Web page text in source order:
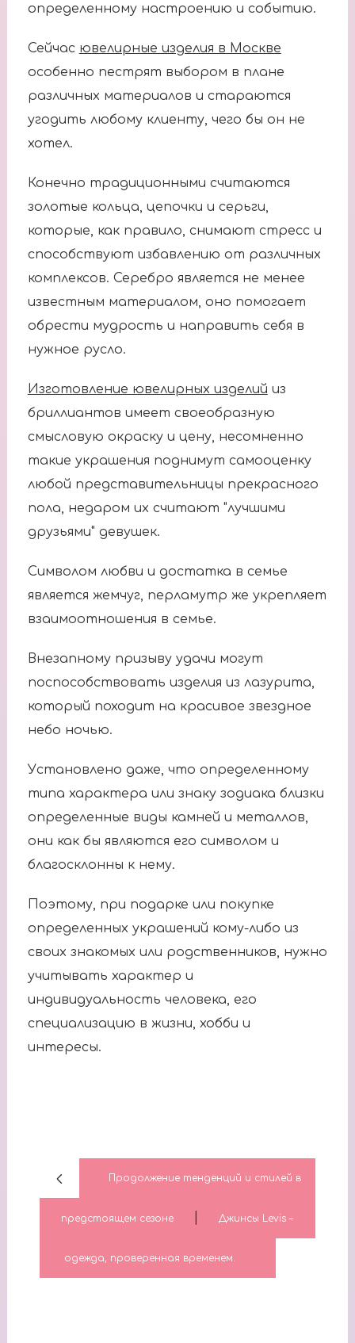
определенному настроению и событию.
Сейчас ювелирные изделия в Москве
особенно пестрят выбором в плане
различных материалов и стараются
угодить любому клиенту, чего бы он не
хотел.
Конечно традиционными считаются
золотые кольца, цепочки и серьги,
которые, как правило, снимают стресс и
способствуют избавлению от различных
комплексов. Серебро является не менее
известным материалом, оно помогает
обрести мудрость и направить себя в
нужное русло.
Изготовление ювелирных изделий из
бриллиантов имеет своеобразную
смысловую окраску и цену, несомненно
такие украшения поднимут самооценку
любой представительницы прекрасного
пола, недаром их считают "лучшими
друзьями" девушек.
Символом любви и достатка в семье
является жемчуг, перламутр же укрепляет
взаимоотношения в семье.
Внезапному призыву удачи могут
поспособствовать изделия из лазурита,
который походит на красивое звездное
небо ночью.
Установлено даже, что определенному
типа характера или знаку зодиака близки
определенные виды камней и металлов,
они как бы являются его символом и
благосклонны к нему.
Поэтому, при подарке или покупке
определенных украшений кому-либо из
своих знакомых или родственников, нужно
учитывать характер и
индивидуальность человека, его
специализацию в жизни, хобби и
интересы.
Продолжение тенденций и стилей в
предстоящем сезоне Джинсы Levis –
одежда, проверенная временем.